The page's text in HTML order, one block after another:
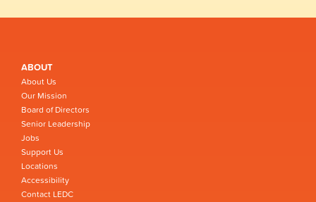
ABOUT
About Us
Our Mission
Board of Directors
Senior Leadership
Jobs
Support Us
Locations
Accessibility
Contact LEDC